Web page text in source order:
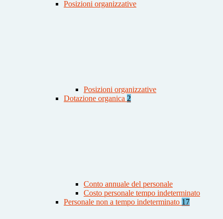
Posizioni organizzative
Posizioni organizzative
Dotazione organica 2
Conto annuale del personale
Costo personale tempo indeterminato
Personale non a tempo indeterminato 17